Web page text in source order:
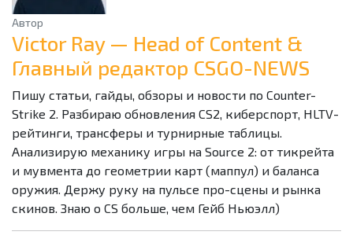
Автор
Victor Ray — Head of Content &
Главный редактор CSGO-NEWS
Пишу статьи, гайды, обзоры и новости по Counter-
Strike 2. Разбираю обновления CS2, киберспорт, HLTV-
рейтинги, трансферы и турнирные таблицы.
Анализирую механику игры на Source 2: от тикрейта
и мувмента до геометрии карт (маппул) и баланса
оружия. Держу руку на пульсе про-сцены и рынка
скинов. Знаю о CS больше, чем Гейб Ньюэлл)